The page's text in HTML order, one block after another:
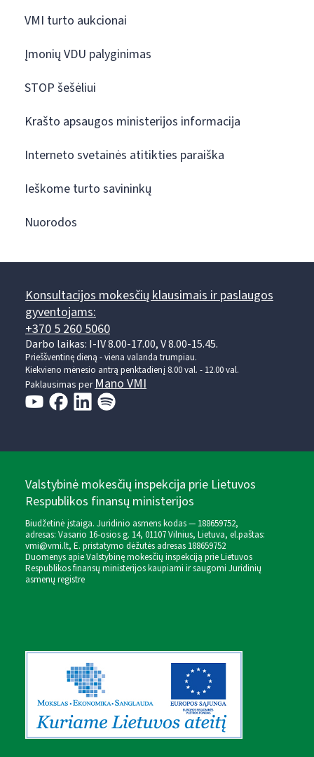
VMI turto aukcionai
Įmonių VDU palyginimas
STOP šešėliui
Krašto apsaugos ministerijos informacija
Interneto svetainės atitikties paraiška
Ieškome turto savininkų
Nuorodos
Konsultacijos mokesčių klausimais ir paslaugos
gyventojams:
+370 5 260 5060
Darbo laikas: I-IV 8.00-17.00, V 8.00-15.45.
Prieššventinę dieną - viena valanda trumpiau.
Kiekvieno mėnesio antrą penktadienį 8.00 val. - 12.00 val.
Paklausimas perMano VMI
Valstybinė mokesčių inspekcija prie Lietuvos
Respublikos finansų ministerijos
Biudžetinė įstaiga. Juridinio asmens kodas — 188659752,
adresas: Vasario 16-osios g. 14, 01107 Vilnius, Lietuva, el.paštas:
vmi@vmi.lt, E. pristatymo dėžutės adresas 188659752
Duomenys apie Valstybinę mokesčių inspekciją prie Lietuvos
Respublikos finansų ministerijos kaupiami ir saugomi Juridinių
asmenų registre